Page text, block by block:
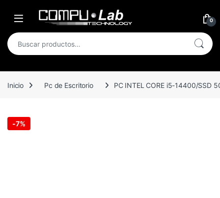
Open 0
Buscar por:
Inicio Pc de Escritorio PC INTEL CORE i5-14400/SSD
-7%